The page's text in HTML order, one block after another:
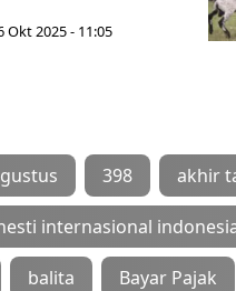
Okt 2025 - 11:05
398 akhir
internasional
balita Bayar Pajak